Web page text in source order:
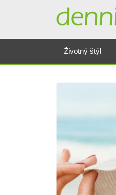
Životný štýl